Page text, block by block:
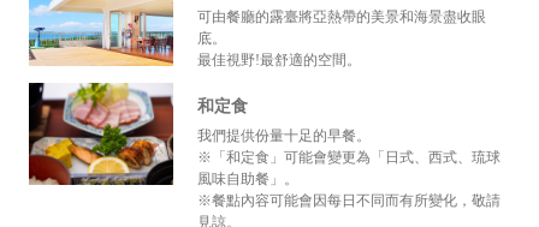
可由餐廳的露臺將亞熱帶的美景和海景盡收眼
底。
最佳視野!最舒適的空間。
和定食
我們提供份量十足的早餐。
※「和定食」可能會變更為「日式、西式、琉球
風味自助餐」。
※餐點內容可能會因每日不同而有所變化，敬請
見諒。